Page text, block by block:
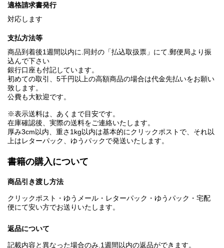
適格請求書発行
対応します
支払方法等
商品到着後1週間以内に.同封の「払込取扱票」にて.郵便局より振
込んで下さい
銀行口座も付記しています。
初めての取引、5千円以上の高額商品の場合は代金先払いをお願い
致します。
公費も大歓迎です。
※表示送料は、あくまで目安です。
在庫確認後、実際の送料をご連絡いたします。
厚み3cm以内、重さ1kg以内は基本的にクリックポストで、それ以
上はレターパック、ゆうパックで発送いたします。
書籍の購入について
商品引き渡し方法
クリックポスト・ゆうメール・レターパック・ゆうパック・宅配
便にて安い方でお送りいたします。
返品について
記載内容と異なった場合のみ.1週間以内の返品ができます。